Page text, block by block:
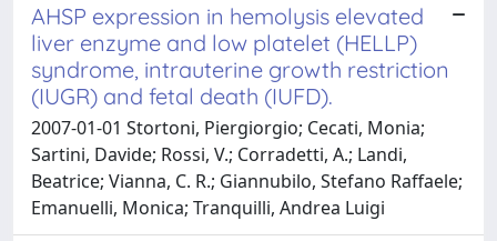
AHSP expression in hemolysis elevated
liver enzyme and low platelet (HELLP)
syndrome, intrauterine growth restriction
(IUGR) and fetal death (IUFD).
2007-01-01 Stortoni, Piergiorgio; Cecati, Monia;
Sartini, Davide; Rossi, V.; Corradetti, A.; Landi,
Beatrice; Vianna, C. R.; Giannubilo, Stefano Raffaele;
Emanuelli, Monica; Tranquilli, Andrea Luigi